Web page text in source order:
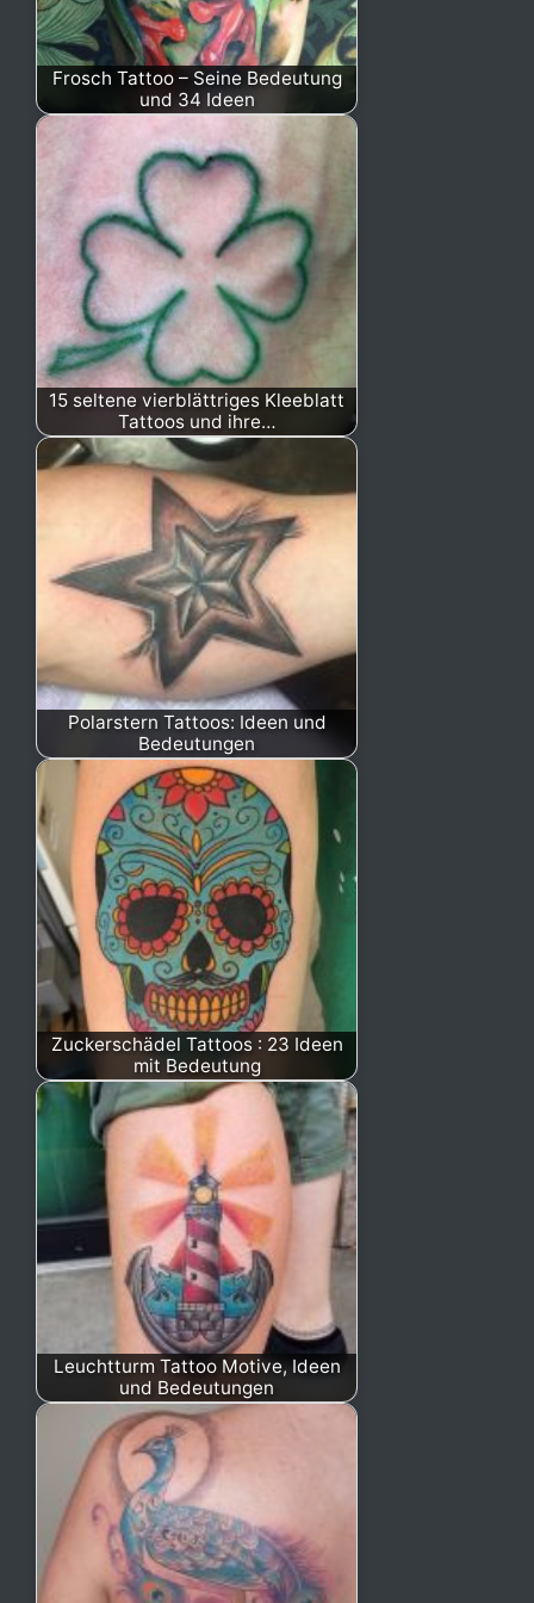
Frosch Tattoo – Seine Bedeutung
und 34 Ideen
15 seltene vierblättriges Kleeblatt
Tattoos und ihre…
Polarstern Tattoos: Ideen und
Bedeutungen
Zuckerschädel Tattoos : 23 Ideen
mit Bedeutung
Leuchtturm Tattoo Motive, Ideen
und Bedeutungen